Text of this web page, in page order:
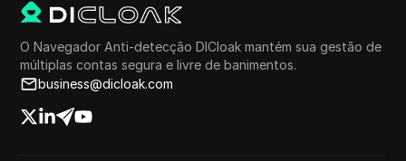
O Navegador Anti-detecção DICloak mantém sua gestão de
múltiplas contas segura e livre de banimentos.
business@dicloak.com